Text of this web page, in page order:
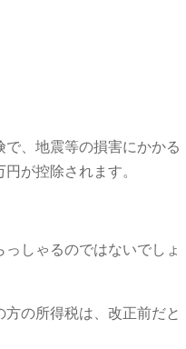
、地震等の損害にかかる
が控除されます。
しゃるのではないでしょ
の所得税は、改正前だと